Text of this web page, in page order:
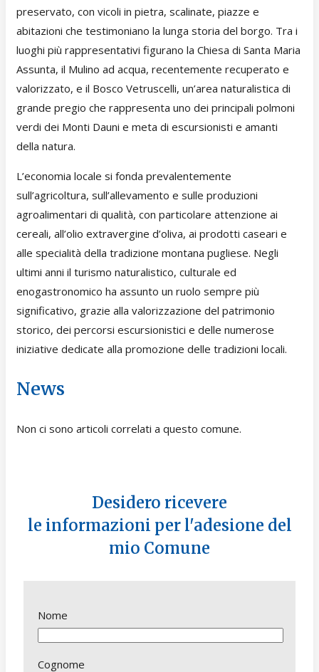
preservato, con vicoli in pietra, scalinate, piazze e
abitazioni che testimoniano la lunga storia del borgo. Tra i
luoghi più rappresentativi figurano la Chiesa di Santa Maria
Assunta, il Mulino ad acqua, recentemente recuperato e
valorizzato, e il Bosco Vetruscelli, un’area naturalistica di
grande pregio che rappresenta uno dei principali polmoni
verdi dei Monti Dauni e meta di escursionisti e amanti
della natura.
L’economia locale si fonda prevalentemente
sull’agricoltura, sull’allevamento e sulle produzioni
agroalimentari di qualità, con particolare attenzione ai
cereali, all’olio extravergine d’oliva, ai prodotti caseari e
alle specialità della tradizione montana pugliese. Negli
ultimi anni il turismo naturalistico, culturale ed
enogastronomico ha assunto un ruolo sempre più
significativo, grazie alla valorizzazione del patrimonio
storico, dei percorsi escursionistici e delle numerose
iniziative dedicate alla promozione delle tradizioni locali.
News
Non ci sono articoli correlati a questo comune.
Desidero ricevere
le informazioni per l'adesione del
mio Comune
Nome
Cognome